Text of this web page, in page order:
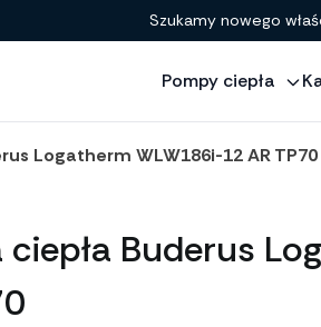
Szukamy nowego
Pompy ciepła
Logatherm WLW186i-12 AR TP70
ciepła Buderus